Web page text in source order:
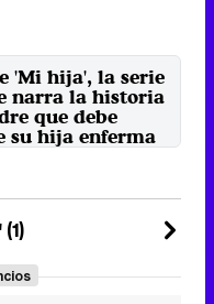
'Mi hija', la serie
narra la historia
que debe
su hija enferma